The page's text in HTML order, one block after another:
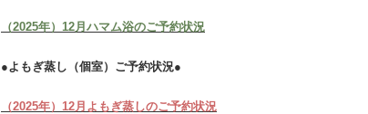
（2025年）12月ハマム浴のご予約状況
●よもぎ蒸し（個室）ご予約状況●
（2025年）12月よもぎ蒸しのご予約状況